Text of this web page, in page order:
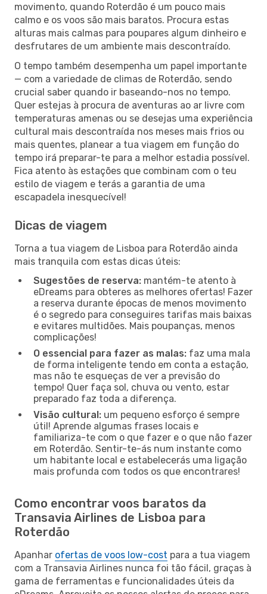
movimento, quando Roterdão é um pouco mais
calmo e os voos são mais baratos. Procura estas
alturas mais calmas para poupares algum dinheiro e
desfrutares de um ambiente mais descontraído.
O tempo também desempenha um papel importante
— com a variedade de climas de Roterdão, sendo
crucial saber quando ir baseando-nos no tempo.
Quer estejas à procura de aventuras ao ar livre com
temperaturas amenas ou se desejas uma experiência
cultural mais descontraída nos meses mais frios ou
mais quentes, planear a tua viagem em função do
tempo irá preparar-te para a melhor estadia possível.
Fica atento às estações que combinam com o teu
estilo de viagem e terás a garantia de uma
escapadela inesquecível!
Dicas de viagem
Torna a tua viagem de Lisboa para Roterdão ainda
mais tranquila com estas dicas úteis:
Sugestões de reserva: mantém-te atento à
eDreams para obteres as melhores ofertas! Fazer
a reserva durante épocas de menos movimento
é o segredo para conseguires tarifas mais baixas
e evitares multidões. Mais poupanças, menos
complicações!
O essencial para fazer as malas: faz uma mala
de forma inteligente tendo em conta a estação,
mas não te esqueças de ver a previsão do
tempo! Quer faça sol, chuva ou vento, estar
preparado faz toda a diferença.
Visão cultural: um pequeno esforço é sempre
útil! Aprende algumas frases locais e
familiariza-te com o que fazer e o que não fazer
em Roterdão. Sentir-te-ás num instante como
um habitante local e estabelecerás uma ligação
mais profunda com todos os que encontrares!
Como encontrar voos baratos da
Transavia Airlines de Lisboa para
Roterdão
Apanhar ofertas de voos low-cost para a tua viagem
com a Transavia Airlines nunca foi tão fácil, graças à
gama de ferramentas e funcionalidades úteis da